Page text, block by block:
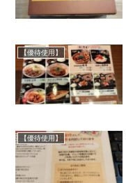
【優待使用】
【優待使用】